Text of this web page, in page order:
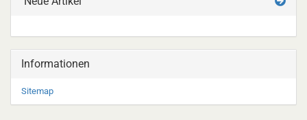
Informationen
Sitemap